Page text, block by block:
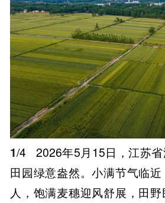
1/4
2026年5月15日，江苏
田园绿意盎然。小满节气临
人，饱满麦穗迎风舒展，田